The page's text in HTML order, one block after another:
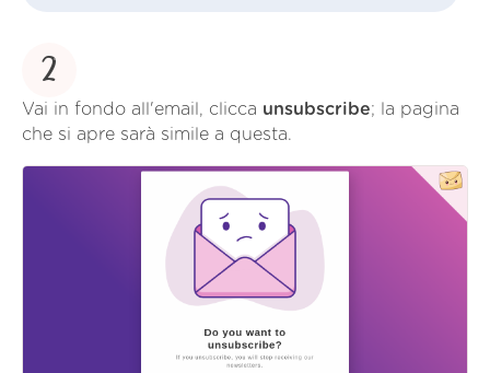
2
Vai in fondo all'email, clicca unsubscribe; la pagina
che si apre sarà simile a questa.